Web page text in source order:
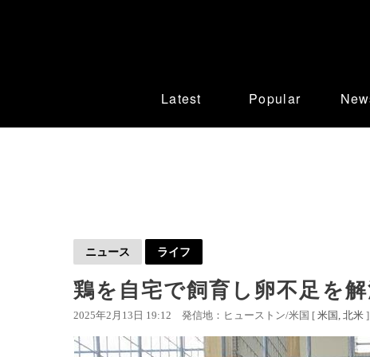
Latest Popular
ニュース ライフ
鶏を自宅で飼育し卵不足を
2025年2月13日 19:12 発信地：ヒューストン/米国 [ 米国 北米 ]